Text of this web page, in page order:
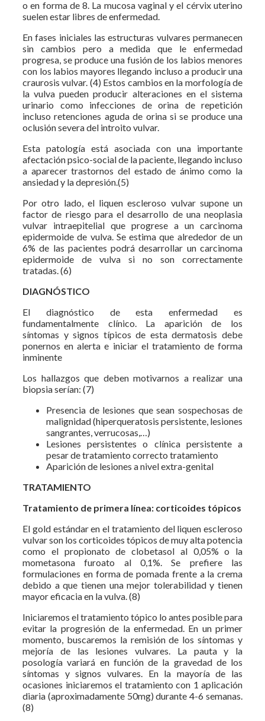
o en forma de 8. La mucosa vaginal y el cérvix uterino
suelen estar libres de enfermedad.
En fases iniciales las estructuras vulvares permanecen
sin cambios pero a medida que le enfermedad
progresa, se produce una fusión de los labios menores
con los labios mayores llegando incluso a producir una
craurosis vulvar. (4) Estos cambios en la morfología de
la vulva pueden producir alteraciones en el sistema
urinario como infecciones de orina de repetición
incluso retenciones aguda de orina si se produce una
oclusión severa del introito vulvar.
Esta patología está asociada con una importante
afectación psico-social de la paciente, llegando incluso
a aparecer trastornos del estado de ánimo como la
ansiedad y la depresión.(5)
Por otro lado, el liquen escleroso vulvar supone un
factor de riesgo para el desarrollo de una neoplasia
vulvar intraepitelial que progrese a un carcinoma
epidermoide de vulva. Se estima que alrededor de un
6% de las pacientes podrá desarrollar un carcinoma
epidermoide de vulva si no son correctamente
tratadas. (6)
DIAGNÓSTICO
El diagnóstico de esta enfermedad es
fundamentalmente clínico. La aparición de los
síntomas y signos típicos de esta dermatosis debe
ponernos en alerta e iniciar el tratamiento de forma
inminente
Los hallazgos que deben motivarnos a realizar una
biopsia serían: (7)
Presencia de lesiones que sean sospechosas de
malignidad (hiperqueratosis persistente, lesiones
sangrantes, verrucosas,…)
Lesiones persistentes o clínica persistente a
pesar de tratamiento correcto tratamiento
Aparición de lesiones a nivel extra-genital
TRATAMIENTO
Tratamiento de primera línea: corticoides tópicos
El gold estándar en el tratamiento del liquen escleroso
vulvar son los corticoides tópicos de muy alta potencia
como el propionato de clobetasol al 0,05% o la
mometasona furoato al 0,1%. Se prefiere las
formulaciones en forma de pomada frente a la crema
debido a que tienen una mejor tolerabilidad y tienen
mayor eficacia en la vulva. (8)
Iniciaremos el tratamiento tópico lo antes posible para
evitar la progresión de la enfermedad. En un primer
momento, buscaremos la remisión de los síntomas y
mejoría de las lesiones vulvares. La pauta y la
posología variará en función de la gravedad de los
síntomas y signos vulvares. En la mayoría de las
ocasiones iniciaremos el tratamiento con 1 aplicación
diaria (aproximadamente 50mg) durante 4-6 semanas.
(8)